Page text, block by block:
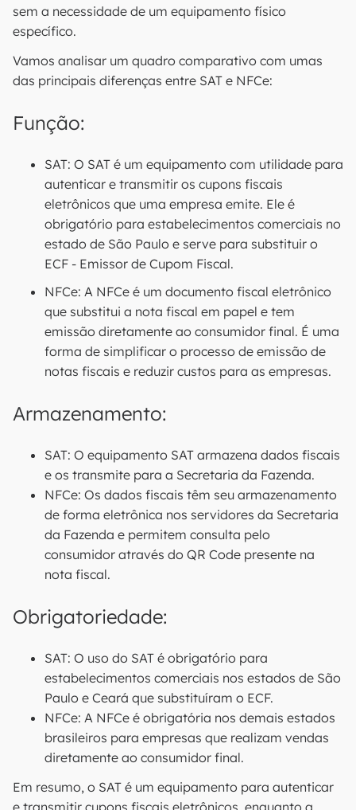
sem a necessidade de um equipamento físico
específico.
Vamos analisar um quadro comparativo com umas
das principais diferenças entre SAT e NFCe:
Função:
SAT: O SAT é um equipamento com utilidade para
autenticar e transmitir os cupons fiscais
eletrônicos que uma empresa emite. Ele é
obrigatório para estabelecimentos comerciais no
estado de São Paulo e serve para substituir o
ECF - Emissor de Cupom Fiscal.
NFCe: A NFCe é um documento fiscal eletrônico
que substitui a nota fiscal em papel e tem
emissão diretamente ao consumidor final. É uma
forma de simplificar o processo de emissão de
notas fiscais e reduzir custos para as empresas.
Armazenamento:
SAT: O equipamento SAT armazena dados fiscais
e os transmite para a Secretaria da Fazenda.
NFCe: Os dados fiscais têm seu armazenamento
de forma eletrônica nos servidores da Secretaria
da Fazenda e permitem consulta pelo
consumidor através do QR Code presente na
nota fiscal.
Obrigatoriedade:
SAT: O uso do SAT é obrigatório para
estabelecimentos comerciais nos estados de São
Paulo e Ceará que substituíram o ECF.
NFCe: A NFCe é obrigatória nos demais estados
brasileiros para empresas que realizam vendas
diretamente ao consumidor final.
Em resumo, o SAT é um equipamento para autenticar
e transmitir cupons fiscais eletrônicos, enquanto a